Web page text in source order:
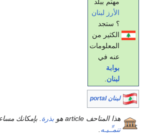
الأرز لبنان
؟ ستجد
الكثير من
المعلومات
عنه في
بوابة
لبنان
لبنان portal
هذا المتاحف article هو بذرة . بإمكانك
تنمـِّـيـه